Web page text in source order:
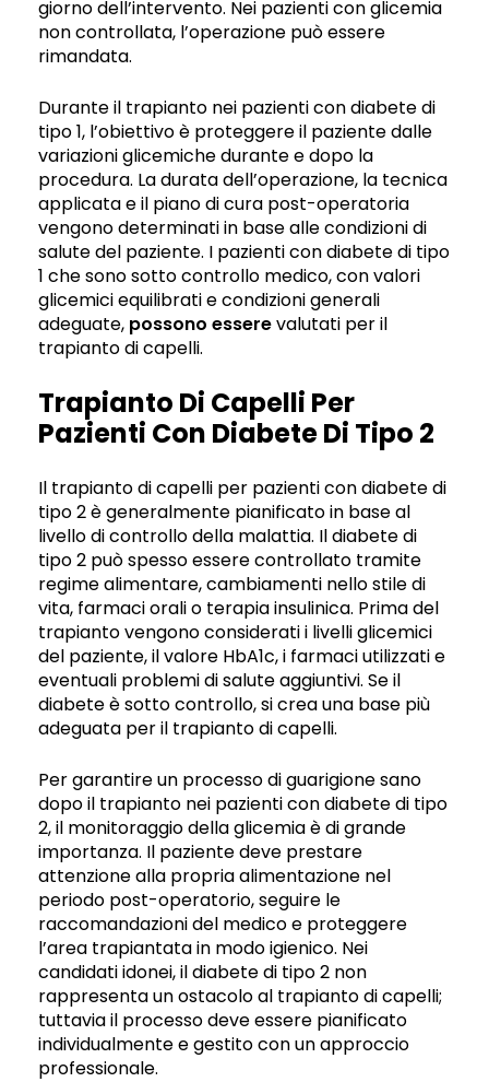
giorno dell’intervento. Nei pazienti con glicemia
non controllata, l’operazione può essere
rimandata.
Durante il trapianto nei pazienti con diabete di
tipo 1, l’obiettivo è proteggere il paziente dalle
variazioni glicemiche durante e dopo la
procedura. La durata dell’operazione, la tecnica
applicata e il piano di cura post-operatoria
vengono determinati in base alle condizioni di
salute del paziente. I pazienti con diabete di tipo
1 che sono sotto controllo medico, con valori
glicemici equilibrati e condizioni generali
adeguate, possono esserevalutati per il
trapianto di capelli.
Trapianto Di Capelli Per
Pazienti Con Diabete Di Tipo 2
Il trapianto di capelli per pazienti con diabete di
tipo 2 è generalmente pianificato in base al
livello di controllo della malattia. Il diabete di
tipo 2 può spesso essere controllato tramite
regime alimentare, cambiamenti nello stile di
vita, farmaci orali o terapia insulinica. Prima del
trapianto vengono considerati i livelli glicemici
del paziente, il valore HbA1c, i farmaci utilizzati e
eventuali problemi di salute aggiuntivi. Se il
diabete è sotto controllo, si crea una base più
adeguata per il trapianto di capelli.
Per garantire un processo di guarigione sano
dopo il trapianto nei pazienti con diabete di tipo
2, il monitoraggio della glicemia è di grande
importanza. Il paziente deve prestare
attenzione alla propria alimentazione nel
periodo post-operatorio, seguire le
raccomandazioni del medico e proteggere
l’area trapiantata in modo igienico. Nei
candidati idonei, il diabete di tipo 2 non
rappresenta un ostacolo al trapianto di capelli;
tuttavia il processo deve essere pianificato
individualmente e gestito con un approccio
professionale.